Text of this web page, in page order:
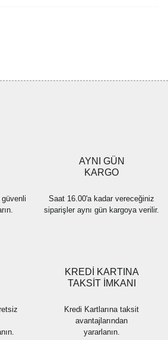
daha pahalı.
alternatifler olmalı.
AYNI GÜN
KARGO
Saat 16.00'a kadar vereceğiniz
siparişler aynı gün kargoya verilir.
KREDİ KARTINA
TAKSİT İMKANI
Kredi Kartlarına taksit
avantajlarından
yararlanın.